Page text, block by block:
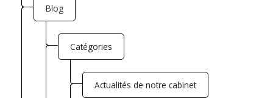
Blog
Catégories
Actualités de notre cabinet